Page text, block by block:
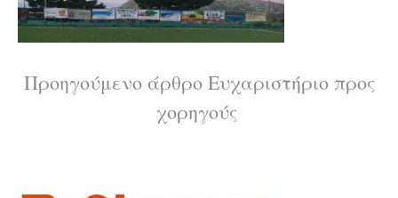
Διαβάστε
Προηγούμενο άρθροΕυχαριστήριο προς
χορηγούς